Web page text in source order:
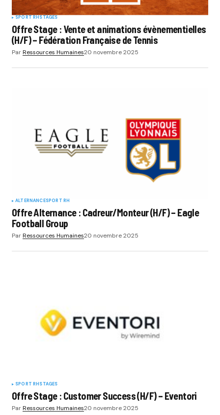
SPORT RHSTAGES
Offre Stage : Vente et animations évènementielles
(H/F) – Fédération Française de Tennis
ParRessources Humaines20 novembre 2025
ALTERNANCESPORT RH
Offre Alternance : Cadreur/Monteur (H/F) – Eagle
Football Group
ParRessources Humaines20 novembre 2025
SPORT RHSTAGES
Offre Stage : Customer Success (H/F) – Eventori
ParRessources Humaines20 novembre 2025